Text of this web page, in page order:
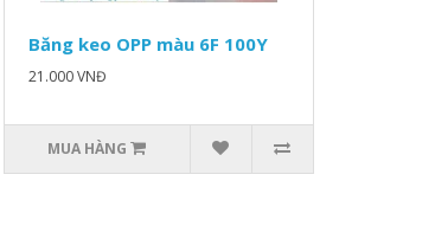
Băng keo OPP màu 6F 100Y
21.000 VNĐ
MUA HÀNG